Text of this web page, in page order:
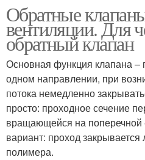
Обратные
вентиляции. Для
обратный клапан
Основная функция клапана –
одном направлении, при
потока немедленно
просто: проходное сечение
вращающейся на поперечной
вариант: проход закрывается
полимера.